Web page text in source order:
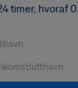
timer, hvoraf